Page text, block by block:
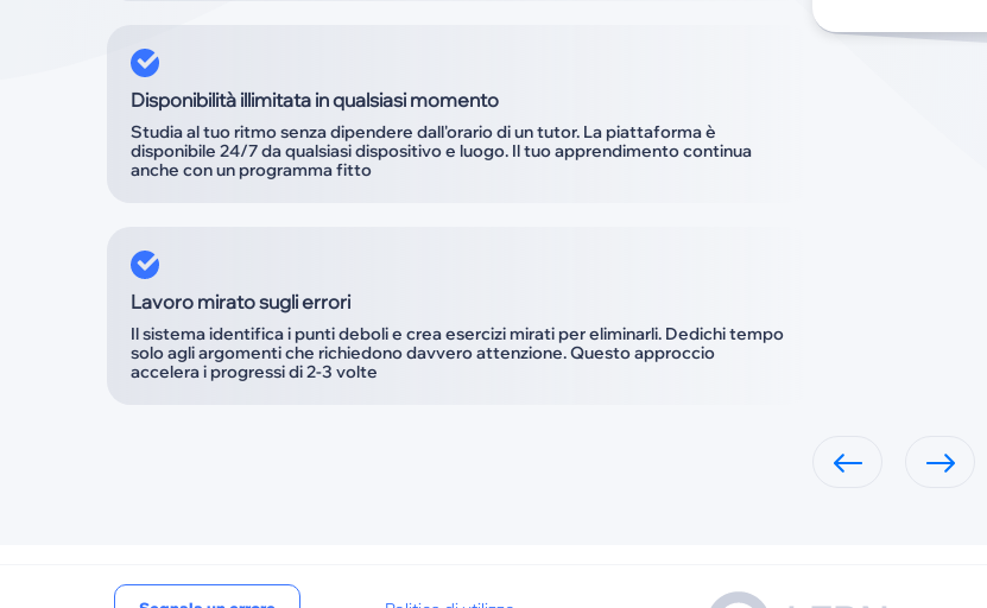
Disponibilità illimitata in qualsiasi momento
Studia al tuo ritmo senza dipendere dall'orario di un tutor. La piattaforma è
disponibile 24/7 da qualsiasi dispositivo e luogo. Il tuo apprendimento continua
anche con un programma fitto
Lavoro mirato sugli errori
Il sistema identifica i punti deboli e crea esercizi mirati per eliminarli. Dedichi tempo
solo agli argomenti che richiedono davvero attenzione. Questo approccio
accelera i progressi di 2-3 volte